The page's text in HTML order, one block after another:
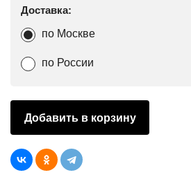
Доставка:
по Москве
по России
Добавить в корзину